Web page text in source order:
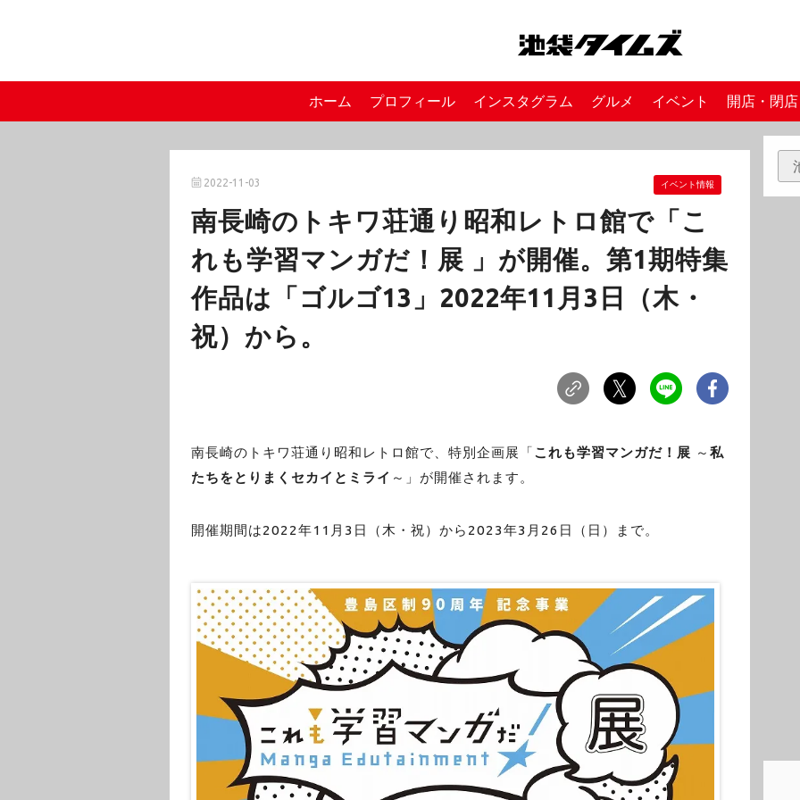
ホーム プロフィール インスタグラム グルメ イベント 開店・閉店
2022-11-03 イベント情報
南長崎のトキワ荘通り昭和レトロ館で「こ
れも学習マンガだ！展 」が開催。第1期特集
作品は「ゴルゴ13」2022年11月3日（木・
祝）から。
南長崎のトキワ荘通り昭和レトロ館で、特別企画展「これも学習マンガだ！展 ～ 私
たちをとりまくセカイとミライ ～」が開催されます。
開催期間は2022年11月3日（木・祝）から2023年3月26日（日）まで。